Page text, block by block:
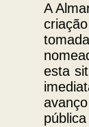
A
esta